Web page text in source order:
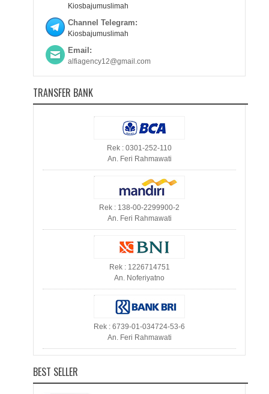
Kiosbajumuslimah
Channel Telegram:
Kiosbajumuslimah
Email:
alfiagency12@gmail.com
TRANSFER BANK
Rek : 0301-252-110
An. Feri Rahmawati
Rek : 138-00-2299900-2
An. Feri Rahmawati
Rek : 1226714751
An. Noferiyatno
Rek : 6739-01-034724-53-6
An. Feri Rahmawati
BEST SELLER